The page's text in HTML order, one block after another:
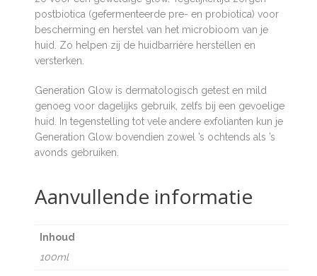
postbiotica (gefermenteerde pre- en probiotica) voor
bescherming en herstel van het microbioom van je
huid. Zo helpen zij de huidbarrière herstellen en
versterken.
Generation Glow is dermatologisch getest en mild
genoeg voor dagelijks gebruik, zelfs bij een gevoelige
huid. In tegenstelling tot vele andere exfolianten kun je
Generation Glow bovendien zowel ’s ochtends als ’s
avonds gebruiken.
Aanvullende informatie
Inhoud
100ml